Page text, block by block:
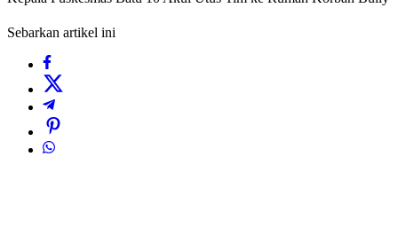
Sebarkan artikel ini